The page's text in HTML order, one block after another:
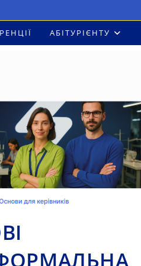
АБІТУРІЄНТУ